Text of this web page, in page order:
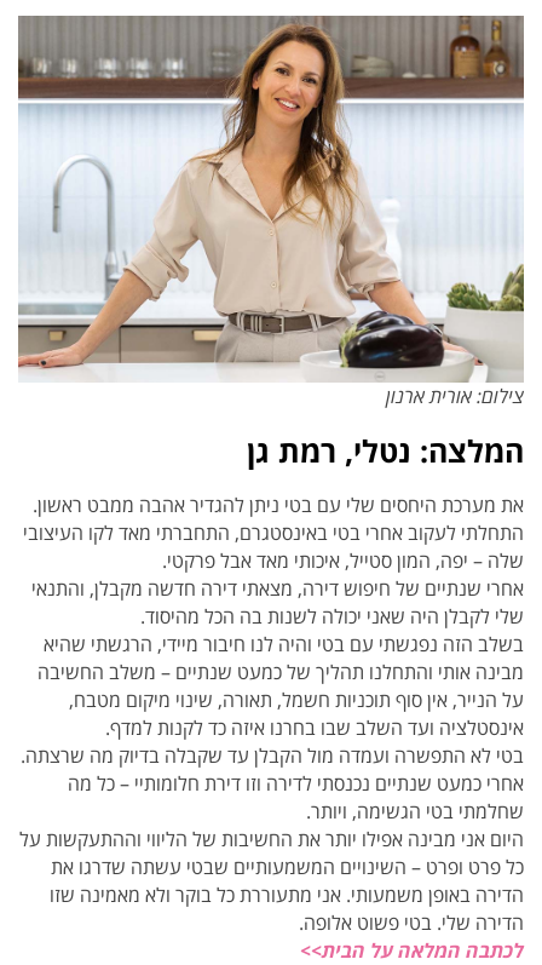
צילום: אורית ארנון
המלצה: נטלי, רמת גן
את מערכת היחסים שלי עם בטי ניתן להגדיר אהבה ממבט ראשון.
התחלתי לעקוב אחרי בטי באינסטגרם, התחברתי מאד לקו העיצובי
שלה – יפה, המון סטייל, איכותי מאד אבל פרקטי.
אחרי שנתיים של חיפוש דירה, מצאתי דירה חדשה מקבלן, והתנאי
שלי לקבלן היה שאני יכולה לשנות בה הכל מהיסוד.
בשלב הזה נפגשתי עם בטי והיה לנו חיבור מיידי, הרגשתי שהיא
מבינה אותי והתחלנו תהליך של כמעט שנתיים – משלב החשיבה
על הנייר, אין סוף תוכניות חשמל, תאורה, שינוי מיקום מטבח,
אינסטלציה ועד השלב שבו בחרנו איזה כד לקנות למדף.
בטי לא התפשרה ועמדה מול הקבלן עד שקבלה בדיוק מה שרצתה.
אחרי כמעט שנתיים נכנסתי לדירה וזו דירת חלומותיי – כל מה
שחלמתי בטי הגשימה, ויותר.
היום אני מבינה אפילו יותר את החשיבות של הליווי וההתעקשות על
כל פרט ופרט – השינויים המשמעותיים שבטי עשתה שדרגו את
הדירה באופן משמעותי. אני מתעוררת כל בוקר ולא מאמינה שזו
הדירה שלי. בטי פשוט אלופה.
לכתבה המלאה על הבית>>